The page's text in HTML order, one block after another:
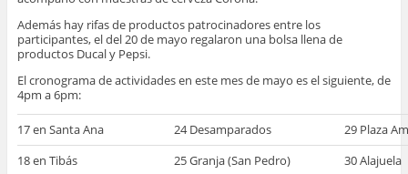
Además hay rifas de productos patrocinadores entre los
participantes, el del 20 de mayo regalaron una bolsa llena de
productos Ducal y Pepsi.
El cronograma de actividades en este mes de mayo es el siguiente, de
4pm a 6pm:
17 en Santa Ana 24 Desamparados
29 Plaza
18 en Tibás
25 Granja (San Pedro)
30 Alajuela